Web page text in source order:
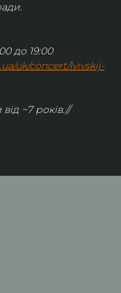
до 19:00
uk/concert/lvivskij-
~7 років.//